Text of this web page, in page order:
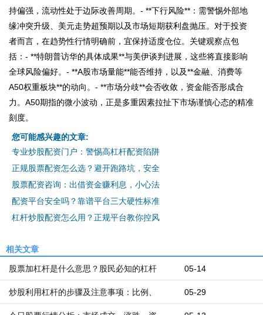
持偏强，流动性处于边际改善周期。- **下行风险**：需警惕外部地
缘冲突升级、美元走势超预期以及市场短期获利盘抛压。对于投资
者而言，在趋势性行情明确前，宜保持适度仓位。关键观察点包
括：- **特朗普访华的具体成果**与美伊谈判进展，这些将直接影响
全球风险偏好。- **A股市场量能**能否维持，以及**金融、消费等
A50权重板块**的动向。- **市场分歧**会否收敛，资金能否形成合
力。A50期指的微小波动，正是多重因素拉扯下市场谨慎心态的精准
刻度。
您可能感兴趣的文章:
专业炒股配资门户：警惕高杠杆配资陷阱
正规股票配资怎么选？避开跑路坑，安全
股票配资咨询：出借资金赚利息，小心法
配资平台安全吗？靠谱平台三大硬性标准
杠杆炒股配资怎么用？正规平台教你控风
相关文章
05-14
股票加杠杆是什么意思？股民必知的杠杆
05-29
炒股利用杠杆的步骤及注意事项：比例、